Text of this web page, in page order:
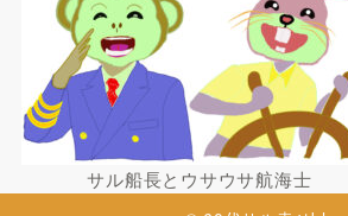
サル船長とウサウサ航海士